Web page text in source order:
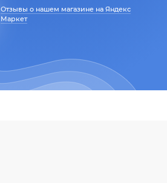
Отзывы о нашем магазине на Яндекс
Маркет